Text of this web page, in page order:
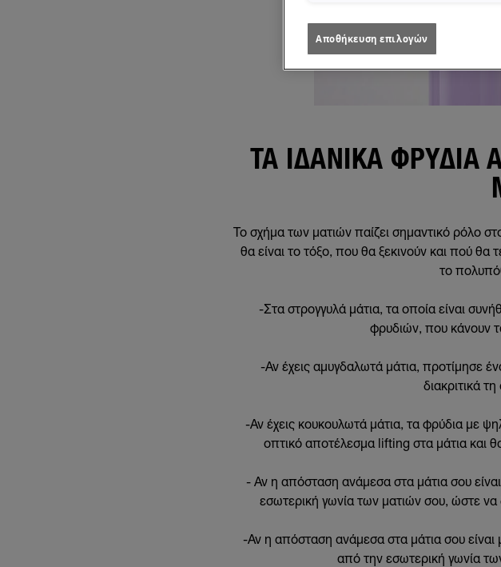
ΤΑ ΙΔΑΝΙΚΆ
Το σχήμα των ματιών παίζει σημαντικό ρόλο
θα είναι το τόξο, που θα ξεκινούν και πού θα
το
-Στα στρογγυλά μάτια, τα οποία είναι
φρυδιών, που κάνουν
-Αν έχεις αμυγδαλωτά μάτια, προτίμησε
διακριτικά
-Αν έχεις κουκουλωτά μάτια, τα φρύδια με
οπτικό αποτέλεσμα lifting στα μάτια και
-Αν η απόσταση ανάμεσα στα μάτια σου
εσωτερική γωνία των ματιών σου, ώστε
-Αν η απόσταση ανάμεσα στα μάτια σου είναι
από την εσωτερική γωνία
Αποθήκευση επιλογών